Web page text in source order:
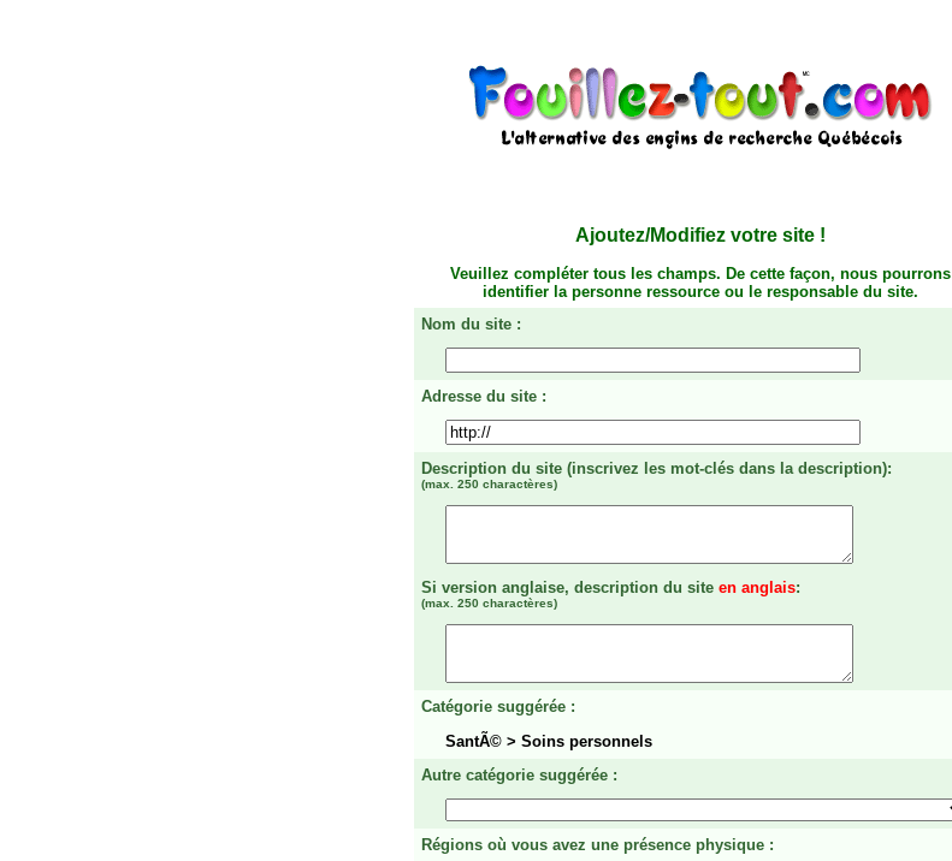
Ajoutez/Modifiez votre site !
Veuillez compléter tous les champs. De cette façon, nous pourrons
identifier la personne ressource ou le responsable du site.
Nom du site :
Adresse du site :
Description du site (inscrivez les mot-clés dans la description):
(max. 250 charactères)
Si version anglaise, description du site en anglais:
(max. 250 charactères)
Catégorie suggérée :
SantÃ© > Soins personnels
Autre catégorie suggérée :
Régions où vous avez une présence physique :